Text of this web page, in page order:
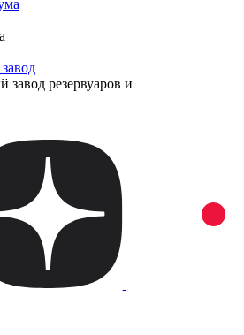
резервуаров и